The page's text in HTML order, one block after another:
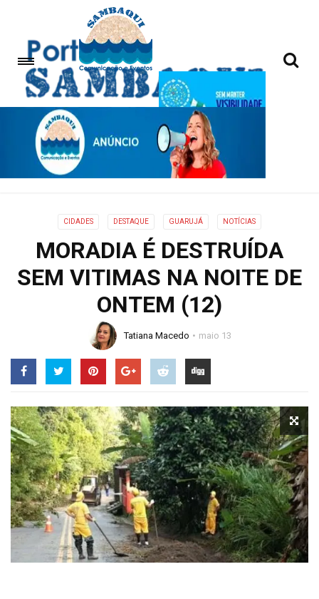
CIDADES DESTAQUE GUARUJÁ NOTÍCIAS
MORADIA É DESTRUÍDA
SEM VITIMAS NA NOITE DE
ONTEM (12)
Tatiana Macedo maio 13